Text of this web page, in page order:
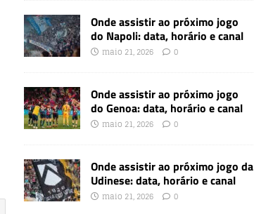
Onde assistir ao próximo jogo
do Napoli: data, horário e canal
maio 21, 2026 0
Onde assistir ao próximo jogo
do Genoa: data, horário e canal
maio 21, 2026 0
Onde assistir ao próximo jogo da
Udinese: data, horário e canal
maio 21, 2026 0